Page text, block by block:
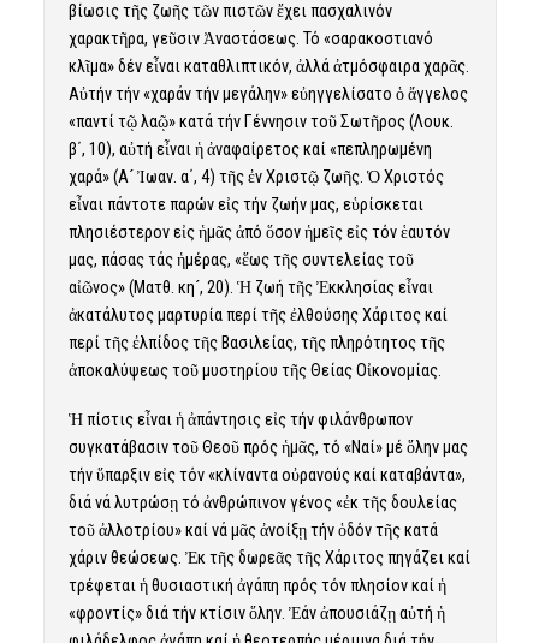
βίωσις τῆς ζωῆς τῶν πιστῶν ἔχει πασχαλινόν
χαρακτῆρα, γεῦσιν Ἀναστάσεως. Τό «σαρακοστιανό
κλῖμα» δέν εἶναι καταθλιπτικόν, ἀλλά ἀτμόσφαιρα χαρᾶς.
Αὐτήν τήν «χαράν τήν μεγάλην» εὐηγγελίσατο ὁ ἄγγελος
«παντί τῷ λαῷ» κατά τήν Γέννησιν τοῦ Σωτῆρος (Λουκ.
β΄, 10), αὐτή εἶναι ἡ ἀναφαίρετος καί «πεπληρωμένη
χαρά» (Α´ Ἰωαν. α΄, 4) τῆς ἐν Χριστῷ ζωῆς. Ὁ Χριστός
εἶναι πάντοτε παρών εἰς τήν ζωήν μας, εὑρίσκεται
πλησιέστερον εἰς ἡμᾶς ἀπό ὅσον ἡμεῖς εἰς τόν ἑαυτόν
μας, πάσας τάς ἡμέρας, «ἕως τῆς συντελείας τοῦ
αἰῶνος» (Ματθ. κη´, 20). Ἡ ζωή τῆς Ἐκκλησίας εἶναι
ἀκατάλυτος μαρτυρία περί τῆς ἐλθούσης Χάριτος καί
περί τῆς ἐλπίδος τῆς Βασιλείας, τῆς πληρότητος τῆς
ἀποκαλύψεως τοῦ μυστηρίου τῆς Θείας Οἰκονομίας.
Ἡ πίστις εἶναι ἡ ἀπάντησις εἰς τήν φιλάνθρωπον
συγκατάβασιν τοῦ Θεοῦ πρός ἡμᾶς, τό «Ναί» μέ ὅλην μας
τήν ὕπαρξιν εἰς τόν «κλίναντα οὐρανούς καί καταβάντα»,
διά νά λυτρώσῃ τό ἀνθρώπινον γένος «ἐκ τῆς δουλείας
τοῦ ἀλλοτρίου» καί νά μᾶς ἀνοίξῃ τήν ὁδόν τῆς κατά
χάριν θεώσεως. Ἐκ τῆς δωρεᾶς τῆς Χάριτος πηγάζει καί
τρέφεται ἡ θυσιαστική ἀγάπη πρός τόν πλησίον καί ἡ
«φροντίς» διά τήν κτίσιν ὅλην. Ἐάν ἀπουσιάζῃ αὐτή ἡ